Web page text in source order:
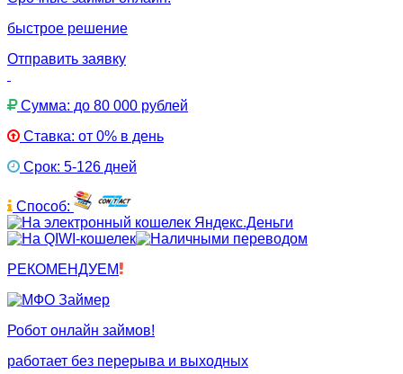
быстрое решение
Отправить заявку
Сумма: до 80 000 рублей
Ставка: от 0% в день
Срок: 5-126 дней
Способ:
РЕКОМЕНДУЕМ
Робот онлайн займов!
работает без перерыва и выходных